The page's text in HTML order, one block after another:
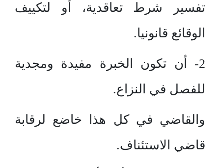
تفسير شرط تعاقدية، أو لتكييف
الوقائع قانونيا.
2- أن تكون الخبرة مفيدة ومجدية
للفصل في النزاع.
والقاضي في كل هذا خاضع لرقابة
قاضي الاستئناف.